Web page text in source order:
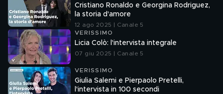
Cristiano Ronaldo e Georgina Rodriguez,
la storia d'amore
12 ago 2025 | Canale 5
VERISSIMO
Licia Colò: l'intervista integrale
07 giu 2025 | Canale 5
VERISSIMO
Giulia Salemi e Pierpaolo Pretelli,
l'intervista in 100 secondi